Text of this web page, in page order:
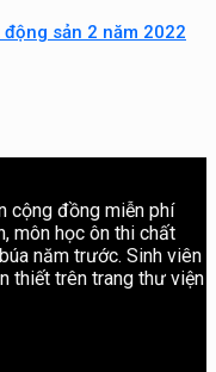
sản 2 năm 2022
cộng đồng miễn phí
môn học ôn thi chất
năm trước. Sinh viên
thiết trên trang thư viện